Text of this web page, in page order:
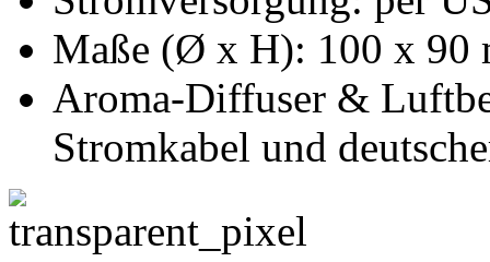
Maße (Ø x H): 100 x 90
Aroma-Diffuser &
Stromkabel und